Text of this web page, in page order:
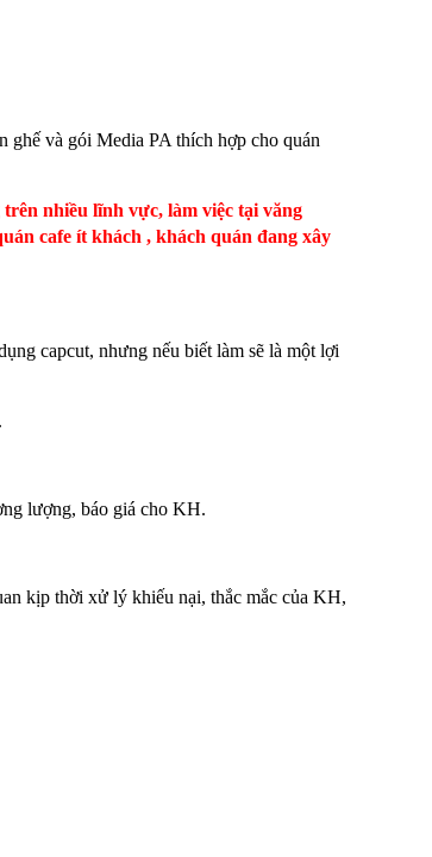
ghế và gói Media PA thích hợp cho quán
nhiều lĩnh vực, làm việc tại văng
cafe ít khách , khách quán đang xây
capcut, nhưng nếu biết làm sẽ là một lợi
lượng, báo giá cho KH.
kịp thời xử lý khiếu nại, thắc mắc của KH,